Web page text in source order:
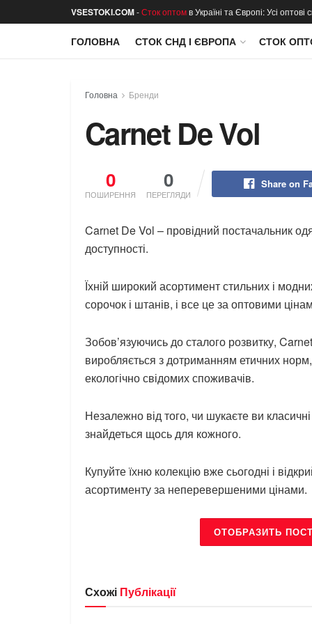
VSESTOKI.COM-Сток оптомв Україні та Європі: Усі
ГОЛОВНА СТОК СНД І ЄВРОПА СТОК
Головна Бренди
Carnet De Vol
0
ПОШИРЕННЯ
0
ПЕРЕГЛЯДИ
Share on
Carnet De Vol – провідний постачальник
доступності.
Їхній широкий асортимент стильних і
сорочок і штанів, і все це за оптовими
Зобов’язуючись до сталого розвитку,
виробляється з дотриманням етичних
екологічно свідомих споживачів.
Незалежно від того, чи шукаєте ви
знайдеться щось для кожного.
Купуйте їхню колекцію вже сьогодні і
асортименту за неперевершеними цінами.
ОТОБРАЗИТЬ
Схожі Публікації
БРЕНДИ